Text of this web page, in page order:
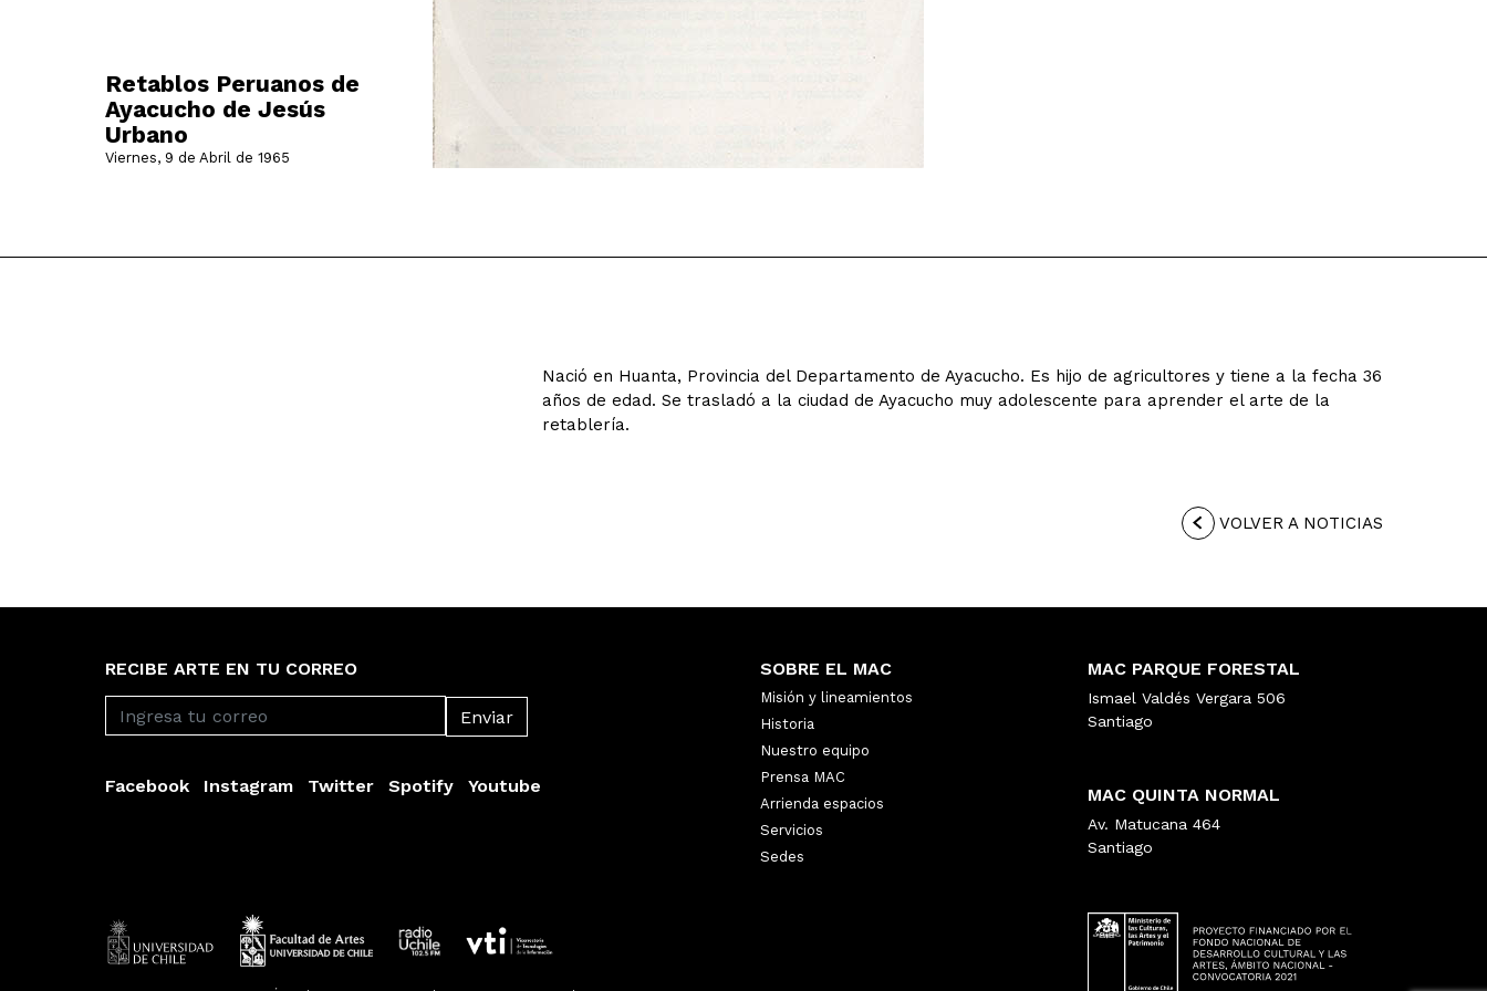
Retablos Peruanos de
Ayacucho de Jesús
Urbano
Viernes, 9 de Abril de 1965
Nació en Huanta, Provincia del Departamento de Ayacucho. Es hijo de agricultores y tiene a la fecha 36
años de edad. Se trasladó a la ciudad de Ayacucho muy adolescente para aprender el arte de la
retablería.
VOLVER A NOTICIAS
RECIBE ARTE EN TU CORREO
Facebook Instagram Twitter Spotify Youtube
SOBRE EL MAC
Misión y lineamientos
Historia
Nuestro equipo
Prensa MAC
Arrienda espacios
Servicios
Sedes
MAC PARQUE FORESTAL
Ismael Valdés Vergara 506
Santiago
MAC QUINTA NORMAL
Av. Matucana 464
Santiago